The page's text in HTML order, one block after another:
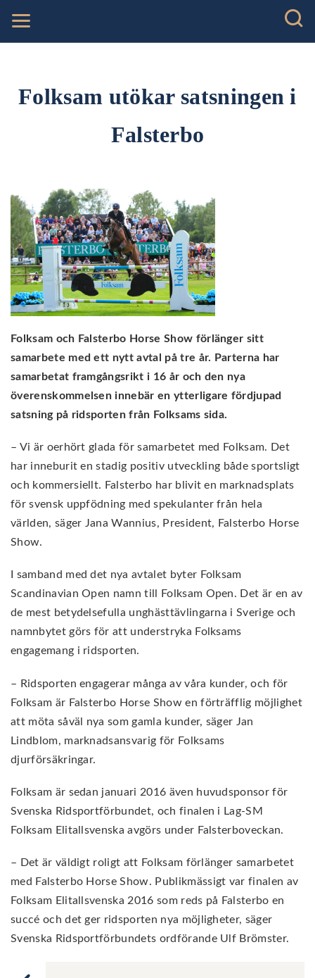
Folksam utökar satsningen i
Falsterbo
Folksam och Falsterbo Horse Show förlänger sitt
samarbete med ett nytt avtal på tre år. Parterna har
samarbetat framgångsrikt i 16 år och den nya
överenskommelsen innebär en ytterligare fördjupad
satsning på ridsporten från Folksams sida.
– Vi är oerhört glada för samarbetet med Folksam. Det
har inneburit en stadig positiv utveckling både sportsligt
och kommersiellt. Falsterbo har blivit en marknadsplats
för svensk uppfödning med spekulanter från hela
världen, säger Jana Wannius, President, Falsterbo Horse
Show.
I samband med det nya avtalet byter Folksam
Scandinavian Open namn till Folksam Open. Det är en av
de mest betydelsefulla unghästtävlingarna i Sverige och
namnbytet görs för att understryka Folksams
engagemang i ridsporten.
– Ridsporten engagerar många av våra kunder, och för
Folksam är Falsterbo Horse Show en förträfflig möjlighet
att möta såväl nya som gamla kunder, säger Jan
Lindblom, marknadsansvarig för Folksams
djurförsäkringar.
Folksam är sedan januari 2016 även huvudsponsor för
Svenska Ridsportförbundet, och finalen i Lag-SM
Folksam Elitallsvenska avgörs under Falsterboveckan.
– Det är väldigt roligt att Folksam förlänger samarbetet
med Falsterbo Horse Show. Publikmässigt var finalen av
Folksam Elitallsvenska 2016 som reds på Falsterbo en
succé och det ger ridsporten nya möjligheter, säger
Svenska Ridsportförbundets ordförande Ulf Brömster.